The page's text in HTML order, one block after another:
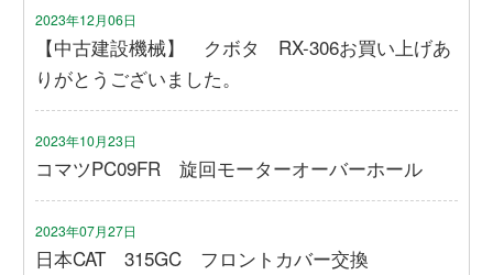
2023年12月06日
【中古建設機械】 クボタ RX-306お買い上げあ
りがとうございました。
2023年10月23日
コマツPC09FR 旋回モーターオーバーホール
2023年07月27日
日本CAT 315GC フロントカバー交換